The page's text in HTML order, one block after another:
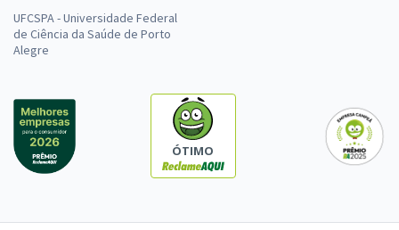
UFCSPA - Universidade Federal
de Ciência da Saúde de Porto
Alegre
ÓTIMO